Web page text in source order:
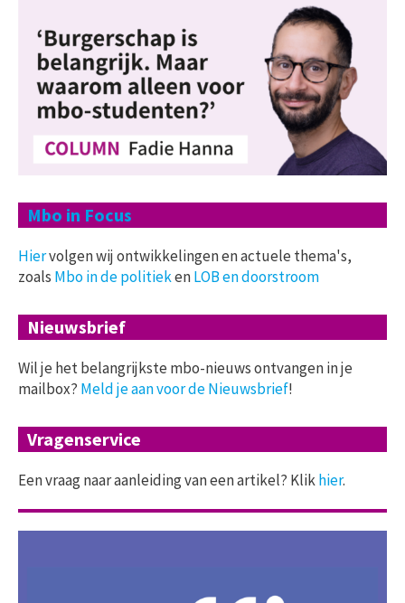
Mbo in Focus
Hiervolgen wij ontwikkelingen en actuele thema's,
zoals Mbo in de politiekenLOB en doorstroom
Nieuwsbrief
Wil je het belangrijkste mbo-nieuws ontvangen in je
mailbox? Meld je aan voor de Nieuwsbrief!
Vragenservice
Een vraag naar aanleiding van een artikel? Klikhier.